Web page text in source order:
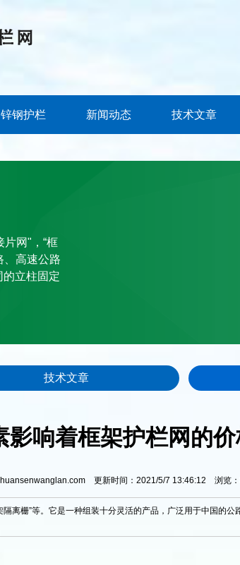
锌钢护栏 新闻动态 技术文章
网"，“框
、高速公路
立柱固定
技术文章
影响着框架护栏网的
更新时间：2021/5/7 13:46:12 浏览：
离栅”等。它是一种组装十分灵活的产品，广泛用于中国的